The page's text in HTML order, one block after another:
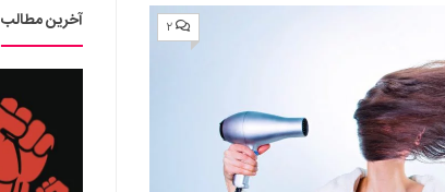
۲ آخرین مطالب